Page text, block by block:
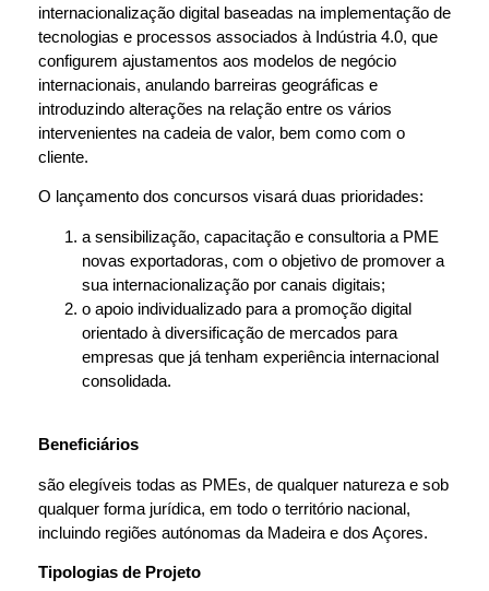
internacionalização digital baseadas na implementação de
tecnologias e processos associados à Indústria 4.0, que
configurem ajustamentos aos modelos de negócio
internacionais, anulando barreiras geográficas e
introduzindo alterações na relação entre os vários
intervenientes na cadeia de valor, bem como com o
cliente.
O lançamento dos concursos visará duas prioridades:
a sensibilização, capacitação e consultoria a PME
novas exportadoras, com o objetivo de promover a
sua internacionalização por canais digitais;
o apoio individualizado para a promoção digital
orientado à diversificação de mercados para
empresas que já tenham experiência internacional
consolidada.
Beneficiários
são elegíveis todas as PMEs, de qualquer natureza e sob
qualquer forma jurídica, em todo o território nacional,
incluindo regiões autónomas da Madeira e dos Açores.
Tipologias de Projeto